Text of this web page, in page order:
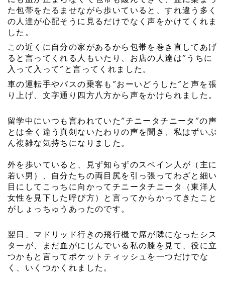
た包帯をたるませながら歩いていると、すれ違う多く
の人達が心配そうに見るだけでなく声をかけてくれま
した。
この近くに自分の家があるから包帯を巻き直してあげ
ると言ってくれる人もいたり、お店の人達は″うちに
入って入って″と言ってくれました。
車の運転手やバスの乗客も″おーいどうした″と声を張
り上げ、文字通り四方八方から声をかけられました。
留学中にいつも言われていた″チニータチニータ″の声
とは全く違う真剣ないたわりの声を聞き、私はずいぶ
ん複雑な気持ちになりました。
外を歩いていると、見ず知らずのスペイン人が（主に
若い男）、 自分たちの両目尻を引っ張ってわざと細い
目にしてこっちに向かってチニータチニータ（東洋人
女性を見下した呼び方）と言ってからかってきたこと
がしょっちゅうあったのです。
翌日、マドリッド行きの飛行機で席が隣になったシス
ターが、まだ血がにじんでいる私の膝を見て、役に立
つかもと言ってポケットティッシュを一つだけでな
く、いくつかくれました。